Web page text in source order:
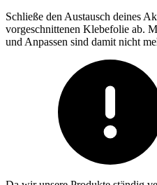
Schließe den Austausch deines
vorgeschnittenen Klebefolie ab.
und Anpassen sind damit nicht